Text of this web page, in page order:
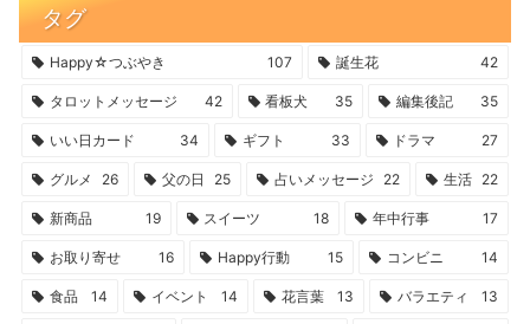
タグ
Happy☆つぶやき 107 誕生花 42
タロットメッセージ 42 看板犬 35 編集後記 35
いい日カード 34 ギフト 33 ドラマ 27
グルメ 26 父の日 25 占いメッセージ 22 生活 22
新商品 19 スイーツ 18 年中行事 17
お取り寄せ 16 Happy行動 15 コンビニ 14
食品 14 イベント 14 花言葉 13 バラエティ 13